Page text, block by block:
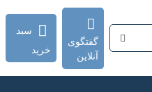
گفتگوی
آنلاین
سبد
خرید